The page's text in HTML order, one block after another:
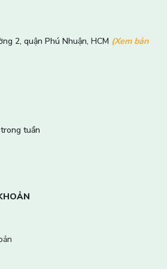
2, quận Phú Nhuận, HCM (Xem bản
tuần